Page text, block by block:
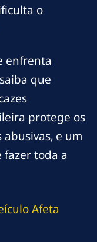
o
enfrenta
que
protege os
e um
fazer toda a
Afeta